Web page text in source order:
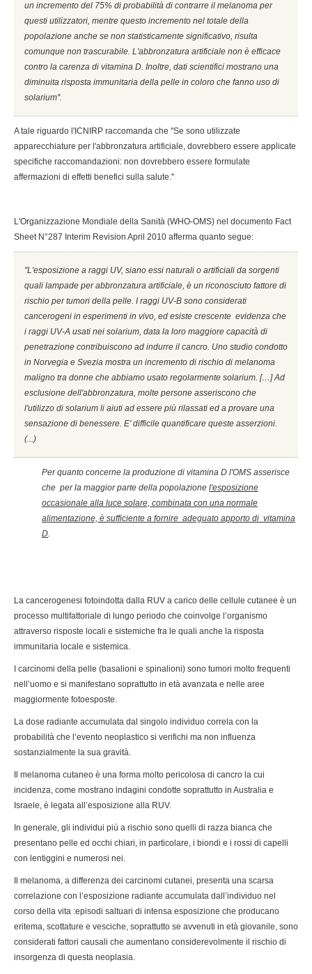
un incremento del 75% di probabilità di contrarre il melanoma per
questi utilizzatori, mentre questo incremento nel totale della
popolazione anche se non statisticamente significativo, risulta
comunque non trascurabile. L'abbronzatura artificiale non è efficace
contro la carenza di vitamina D. Inoltre, dati scientifici mostrano una
diminuita risposta immunitaria della pelle in coloro che fanno uso di
solarium''.
A tale riguardo l'ICNIRP raccomanda che ''Se sono utilizzate
apparecchiature per l'abbronzatura artificiale, dovrebbero essere applicate
specifiche raccomandazioni: non dovrebbero essere formulate
affermazioni di effetti benefici sulla salute.''
L'Organizzazione Mondiale della Sanità (WHO-OMS) nel documento Fact
Sheet N°287 Interim Revision April 2010 afferma quanto segue:
''L'esposizione a raggi UV, siano essi naturali o artificiali da sorgenti
quali lampade per abbronzatura artificiale, è un riconosciuto fattore di
rischio per tumori della pelle. I raggi UV-B sono considerati
cancerogeni in esperimenti in vivo, ed esiste crescente evidenza che
i raggi UV-A usati nei solarium, data la loro maggiore capacità di
penetrazione contribuiscono ad indurre il cancro. Uno studio condotto
in Norvegia e Svezia mostra un incremento di rischio di melanoma
maligno tra donne che abbiamo usato regolarmente solarium. […] Ad
esclusione dell'abbronzatura, molte persone asseriscono che
l'utilizzo di solarium li aiuti ad essere più rilassati ed a provare una
sensazione di benessere. E' difficile quantificare queste asserzioni.
(...)
Per quanto concerne la produzione di vitamina D l'OMS asserisce
che per la maggior parte della popolazione l'esposizione
occasionale alla luce solare, combinata con una normale
alimentazione, è sufficiente a fornire adeguato apporto di vitamina
D.
La cancerogenesi fotoindotta dalla RUV a carico delle cellule cutanee è un
processo multifattoriale di lungo periodo che coinvolge l’organismo
attraverso risposte locali e sistemiche fra le quali anche la risposta
immunitaria locale e sistemica.
I carcinomi della pelle (basalioni e spinalioni) sono tumori molto frequenti
nell’uomo e si manifestano soprattutto in età avanzata e nelle aree
maggiormente fotoesposte.
La dose radiante accumulata dal singolo individuo correla con la
probabilità che l’evento neoplastico si verifichi ma non influenza
sostanzialmente la sua gravità.
Il melanoma cutaneo è una forma molto pericolosa di cancro la cui
incidenza, come mostrano indagini condotte soprattutto in Australia e
Israele, è legata all’esposizione alla RUV.
In generale, gli individui più a rischio sono quelli di razza bianca che
presentano pelle ed occhi chiari, in particolare, i biondi e i rossi di capelli
con lentiggini e numerosi nei.
Il melanoma, a differenza dei carcinomi cutanei, presenta una scarsa
correlazione con l’esposizione radiante accumulata dall’individuo nel
corso della vita :episodi saltuari di intensa esposizione che producano
eritema, scottature e vesciche, soprattutto se avvenuti in età giovanile, sono
considerati fattori causali che aumentano considerevolmente il rischio di
insorgenza di questa neoplasia.